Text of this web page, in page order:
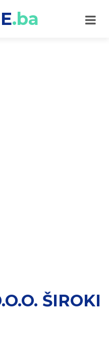
.ba
ŠIROKI